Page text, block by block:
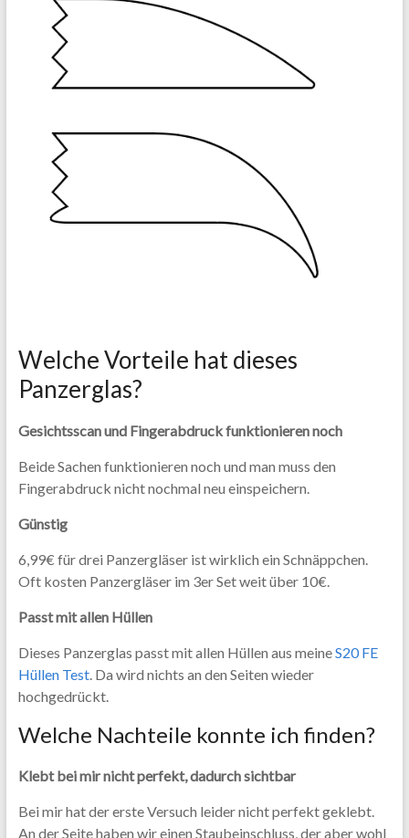
Welche Vorteile hat dieses
Panzerglas?
Gesichtsscan und Fingerabdruck funktionieren noch
Beide Sachen funktionieren noch und man muss den
Fingerabdruck nicht nochmal neu einspeichern.
Günstig
6,99€ für drei Panzergläser ist wirklich ein Schnäppchen.
Oft kosten Panzergläser im 3er Set weit über 10€.
Passt mit allen Hüllen
Dieses Panzerglas passt mit allen Hüllen aus meineS20 FE
Hüllen Test. Da wird nichts an den Seiten wieder
hochgedrückt.
Welche Nachteile konnte ich finden?
Klebt bei mir nicht perfekt, dadurch sichtbar
Bei mir hat der erste Versuch leider nicht perfekt geklebt.
An der Seite haben wir einen Staubeinschluss, der aber wohl